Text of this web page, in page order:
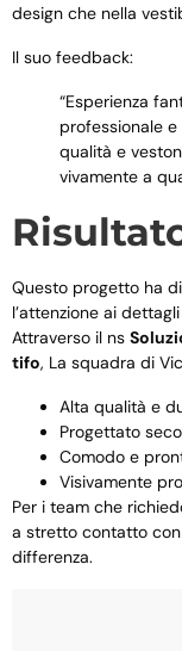
design che nella
Il suo feedback:
“Esperienza
professionale
qualità e
vivamente a
Questo progetto ha
l’attenzione ai
Attraverso il ns
tifo, La squadra di
Alta qualità e
Progettato
Comodo e
Visivamente
Per i team che
a stretto contatto
differenza.